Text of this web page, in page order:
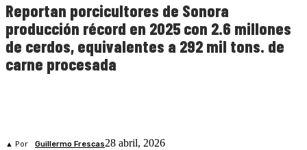
Reportan porcicultores de Sonora
producción récord en 2025 con 2.6 millones
de cerdos, equivalentes a 292 mil tons. de
carne procesada
▲ Por Guillermo Frescas28 abril, 2026